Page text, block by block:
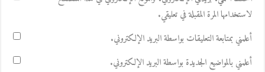
لاستخدامها المرة المقبلة في تعليقي.
أعلمني بمتابعة التعليقات بواسطة البريد الإلكتروني.
أعلمني بالمواضيع الجديدة بواسطة البريد الإلكتروني.